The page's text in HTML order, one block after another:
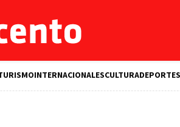
INTERNACIONALESCULTURADEPORTES